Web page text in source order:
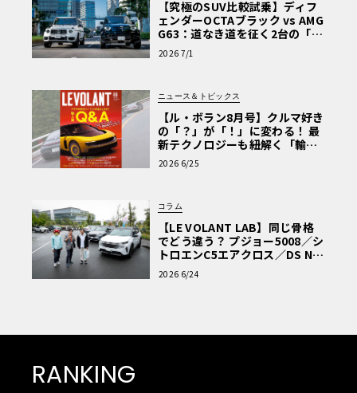
【究極のSUV比較試乗】ディフ
ェンダーOCTAブラック vs AMG
G63：道なき道を征く2台の「対
極的アプローチ」
2026 7/1
ニュース＆トピックス
【ル・ボラン8月号】クルマ好き
の「？」が「！」に変わる！ 最
新テクノロジーも紐解く「輸入
車Q&A」
2026 6/25
コラム
【LE VOLANT LAB】同じ骨格
でどう違う？ プジョー5008／シ
トロエンC5エアクロス／DS Nº4
読者一気乗りレポート
2026 6/24
RANKING